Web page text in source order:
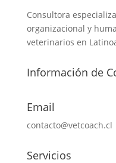
Consultora
organizacional y
veterinarios en
Información de
Email
contacto@vetcoach.cl
Servicios